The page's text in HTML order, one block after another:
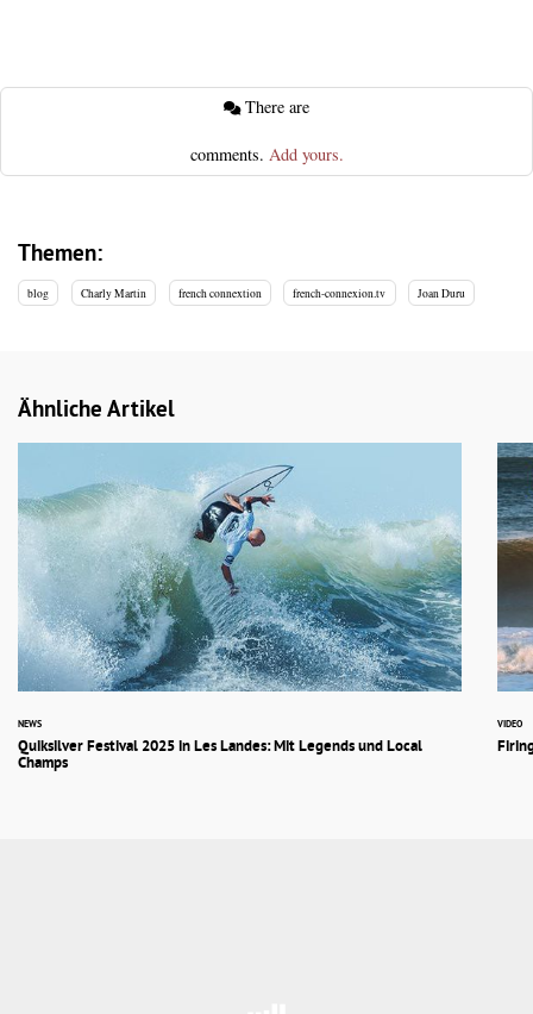
comments. Add yours.
Themen:
blog Charly Martin french connextion french-connexion.tv Joan Duru
Ähnliche Artikel
NEWS
Quiksilver Festival 2025 in Les Landes: Mit Legends und Local
Champs
VIDEO